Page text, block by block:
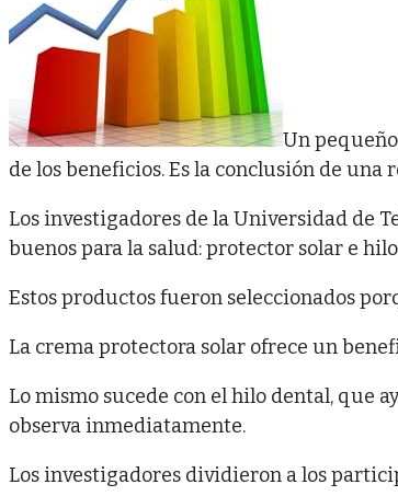
Un
de los beneficios. Es la conclusión de
Los investigadores de la Universidad de
buenos para la salud: protector solar e
Estos productos fueron seleccionados
La crema protectora solar ofrece un
Lo mismo sucede con el hilo dental, que
observa inmediatamente.
Los investigadores dividieron a los